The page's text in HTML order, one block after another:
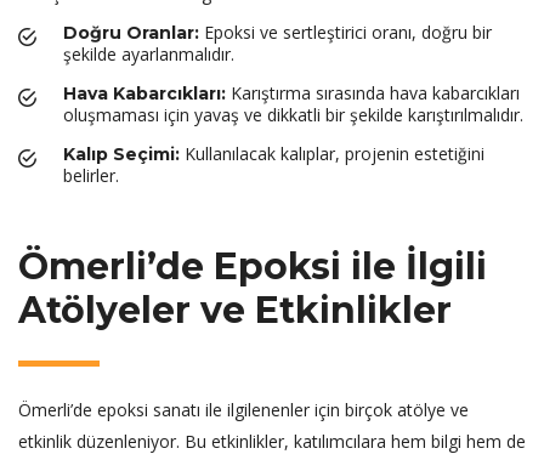
Doğru Oranlar: Epoksi ve sertleştirici oranı, doğru bir
şekilde ayarlanmalıdır.
Hava Kabarcıkları: Karıştırma sırasında hava kabarcıkları
oluşmaması için yavaş ve dikkatli bir şekilde karıştırılmalıdır.
Kalıp Seçimi: Kullanılacak kalıplar, projenin estetiğini
belirler.
Ömerli’de Epoksi ile İlgili
Atölyeler ve Etkinlikler
Ömerli’de epoksi sanatı ile ilgilenenler için birçok atölye ve
etkinlik düzenleniyor. Bu etkinlikler, katılımcılara hem bilgi hem de